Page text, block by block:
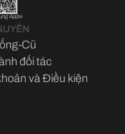
Apple
Cũ
đối tác
và Điều kiện